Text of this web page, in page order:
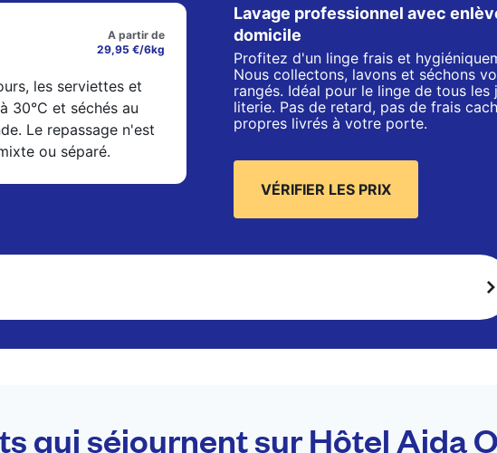
A partir de
29,95 €/6kg
les serviettes et
30°C et séchés au
Le repassage n'est
ou séparé.
Lavage professionnel avec
domicile
Profitez d'un linge frais et
Nous collectons, lavons et séchons
rangés. Idéal pour le linge de tous
literie. Pas de retard, pas de frais
propres livrés à votre porte.
VÉRIFIER LES PRIX
qui séjournent sur Hôtel Aida